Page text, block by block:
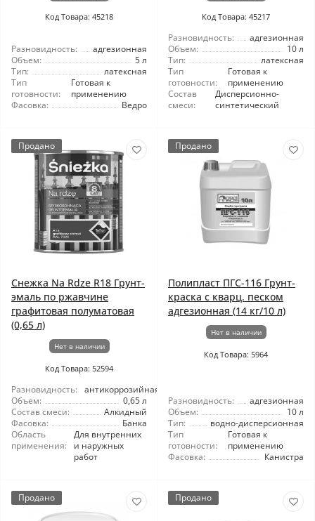
Код Товара: 45218
Разновидность:
адгезионная
Объем:
5 л
Тип:
латексная
Тип
готовности:
Готовая к
применению
Фасовка:
Ведро
Код Товара: 45217
Разновидность:
адгезионная
Объем:
10 л
Тип:
латексная
Тип
готовности:
Готовая к
применению
Состав
смеси:
Дисперсионно-
синтетический
Продано
Снежка Na Rdze R18 Грунт-
эмаль по ржавчине
графитовая полуматовая
(0,65 л)
Нет в наличии
Код Товара: 52594
Разновидность:
антикоррозийная
Объем:
0,65 л
Состав смеси:
Алкидный
Фасовка:
Банка
Область
применения:
Для внутренних
и наружных
работ
Продано
Полипласт ПГС-116 Грунт-
краска с кварц. песком
адгезионная (14 кг/10 л)
Нет в наличии
Код Товара: 5964
Разновидность:
адгезионная
Объем:
10 л
Тип:
водно-дисперсионная
Тип
готовности:
Готовая к
применению
Фасовка:
Канистра
Продано Продано